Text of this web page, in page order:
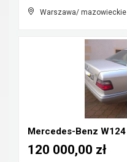
Warszawa/ mazowieckie
Mercedes-Benz W124
120 000,00 zł